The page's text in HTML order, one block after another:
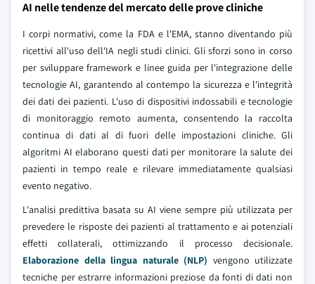
AI nelle tendenze del mercato delle prove cliniche
I corpi normativi, come la FDA e l'EMA, stanno diventando più
ricettivi all'uso dell'IA negli studi clinici. Gli sforzi sono in corso
per sviluppare framework e linee guida per l'integrazione delle
tecnologie AI, garantendo al contempo la sicurezza e l'integrità
dei dati dei pazienti. L'uso di dispositivi indossabili e tecnologie
di monitoraggio remoto aumenta, consentendo la raccolta
continua di dati al di fuori delle impostazioni cliniche. Gli
algoritmi AI elaborano questi dati per monitorare la salute dei
pazienti in tempo reale e rilevare immediatamente qualsiasi
evento negativo.
L'analisi predittiva basata su AI viene sempre più utilizzata per
prevedere le risposte dei pazienti al trattamento e ai potenziali
effetti collaterali, ottimizzando il processo decisionale.
Elaborazione della lingua naturale (NLP) vengono utilizzate
tecniche per estrarre informazioni preziose da fonti di dati non